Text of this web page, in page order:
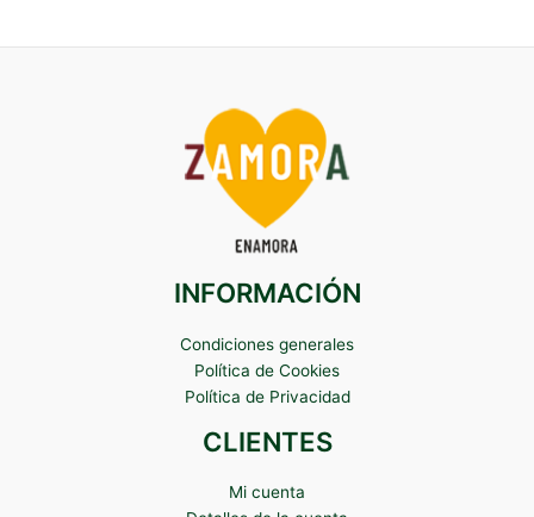
INFORMACIÓN
Condiciones generales
Política de Cookies
Política de Privacidad
CLIENTES
Mi cuenta